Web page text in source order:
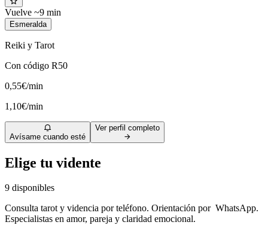
Vuelve ~9 min
Esmeralda
Reiki y Tarot
Con código R50
0,55€/min
1,10€/min
Avísame cuando esté
Ver perfil completo
Elige tu vidente
9 disponibles
Consulta tarot y videncia por teléfono. Orientación por WhatsApp.
Especialistas en amor, pareja y claridad emocional.